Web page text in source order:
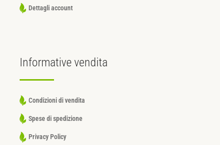
Dettagli account
Informative vendita
Condizioni di vendita
Spese di spedizione
Privacy Policy